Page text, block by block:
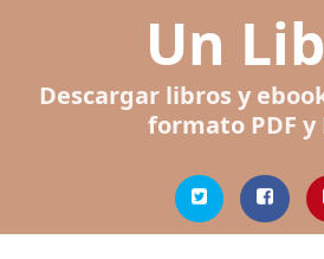
Un
Descargar libros y
formato PDF y